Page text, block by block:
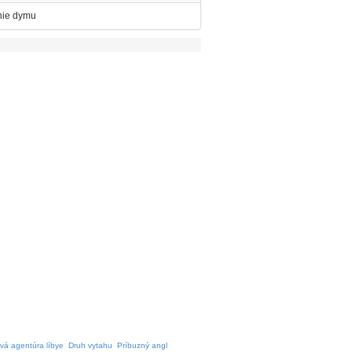
dymu
agentúra líbye Druh vytahu Príbuzný angl